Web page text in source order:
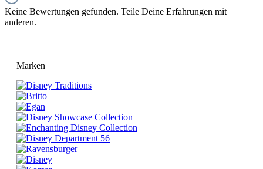
Keine Bewertungen gefunden. Teile Deine Erfahrungen mit
anderen.
Marken